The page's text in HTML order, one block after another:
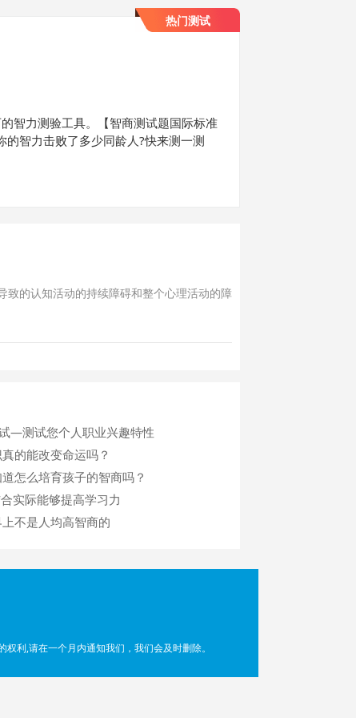
智力测验工具。【智商测试题国际标准
智力击败了多少同龄人?快来测一测
热门测试
的认知活动的持续障碍和整个心理活动的障
—测试您个人职业兴趣特性
的能改变命运吗？
怎么培育孩子的智商吗？
实际能够提高学习力
不是人均高智商的
利,请在一个月内通知我们，我们会及时删除。